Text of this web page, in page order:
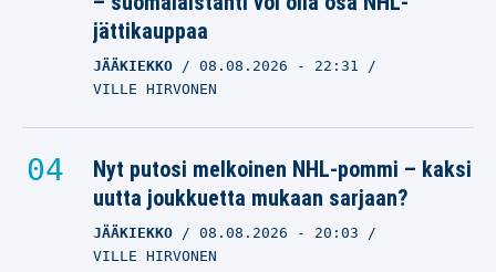
jättikauppaa
JÄÄKIEKKO 08.08.2026 - 22:31
VILLE HIRVONEN
Nyt putosi melkoinen NHL-pommi – kaksi
uutta joukkuetta mukaan sarjaan?
JÄÄKIEKKO 08.08.2026 - 20:03
VILLE HIRVONEN